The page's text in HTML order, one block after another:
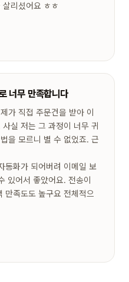
리셨어요 ㅎㅎ
너무 만족합니다
가 직접 주문건을 받아 이
동화가 되어버려 이메일 보